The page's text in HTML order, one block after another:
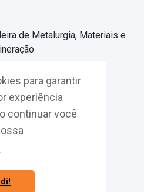
para garantir
experiência
continuar você
de Metalurgia, Materiais e
se
Fazer Login